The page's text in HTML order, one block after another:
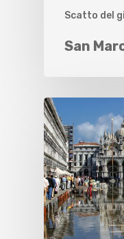
Scatto del
San